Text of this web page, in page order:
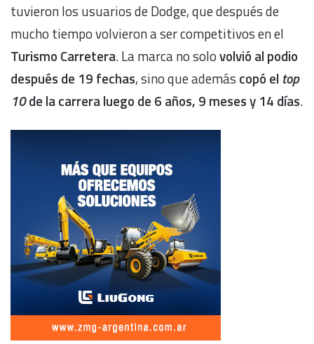
tuvieron los usuarios de Dodge, que después de
mucho tiempo volvieron a ser competitivos en el
Turismo Carretera. La marca no solovolvió al podio
después de 19 fechas, sino que además copó el top
10de la carrera luego de 6 años, 9 meses y 14 días.